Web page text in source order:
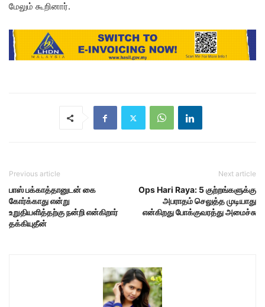
மேலும் கூறினார்.
Previous article
பாஸ் பக்காத்தானுடன் கை
கோர்க்காது என்று
உறுதியளித்தற்கு நன்றி என்கிறார்
தக்கியுதீன்
Next article
Ops Hari Raya: 5 குற்றங்களுக்கு
அபராதம் செலுத்த முடியாது
என்கிறது போக்குவரத்து அமைச்சு